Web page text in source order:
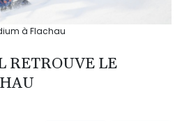
à Flachau
RETROUVE LE